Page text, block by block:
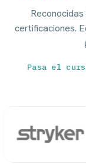
certificaciones.
Pasa el